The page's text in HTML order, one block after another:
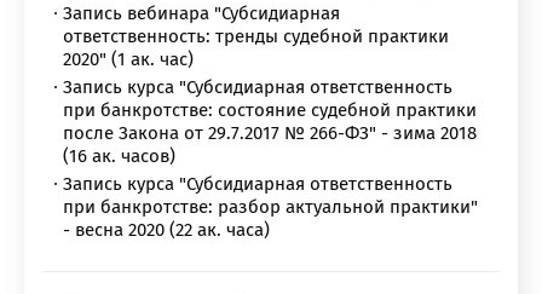
Запись вебинара "Субсидиарная
ответственность: тренды судебной практики
2020" (1 ак. час)
Запись курса "Субсидиарная ответственность
при банкротстве: состояние судебной практики
после Закона от 29.7.2017 № 266-ФЗ" - зима 2018
(16 ак. часов)
Запись курса "Субсидиарная ответственность
при банкротстве: разбор актуальной практики"
- весна 2020 (22 ак. часа)